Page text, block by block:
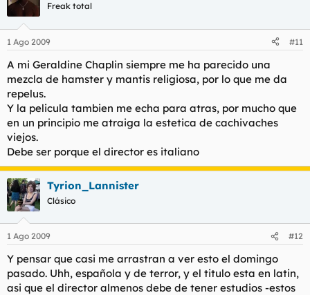
Freak total
1 Ago 2009 #11
A mi Geraldine Chaplin siempre me ha parecido una
mezcla de hamster y mantis religiosa, por lo que me da
repelus.
Y la pelicula tambien me echa para atras, por mucho que
en un principio me atraiga la estetica de cachivaches
viejos.
Debe ser porque el director es italiano
Tyrion_Lannister
Clásico
1 Ago 2009 #12
Y pensar que casi me arrastran a ver esto el domingo
pasado. Uhh, española y de terror, y el titulo esta en latin,
asi que el director almenos debe de tener estudios -estos